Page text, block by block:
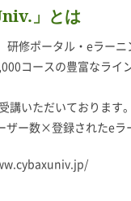
」とは
研修ポータル・eラー
コースの豊富なライ
講いただいております
ザー数×登録されたeラ